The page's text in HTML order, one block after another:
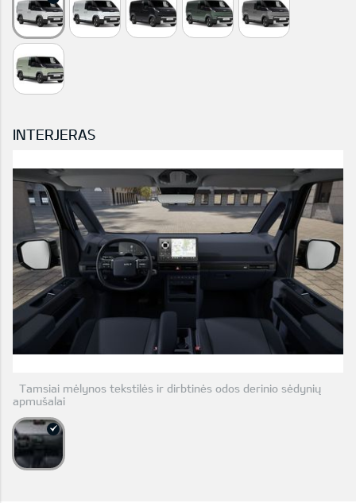
INTERJERAS
Tamsiai mėlynos tekstilės ir dirbtinės odos derinio sėdynių
apmušalai